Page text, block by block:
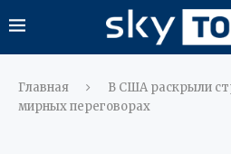
Главная
В США раскрыли
мирных переговорах